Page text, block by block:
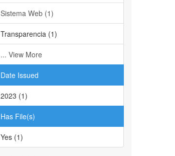
Sistema Web (1)
Transparencia (1)
... View More
Date Issued
2023 (1)
Has File(s)
Yes (1)